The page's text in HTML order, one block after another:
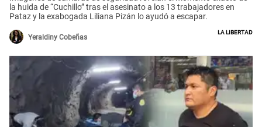
la huida de “Cuchillo” tras el asesinato a los 13 trabajadores en
Pataz y la exabogada Liliana Pizán lo ayudó a escapar.
Yeraldiny Cobeñas
La Libertad